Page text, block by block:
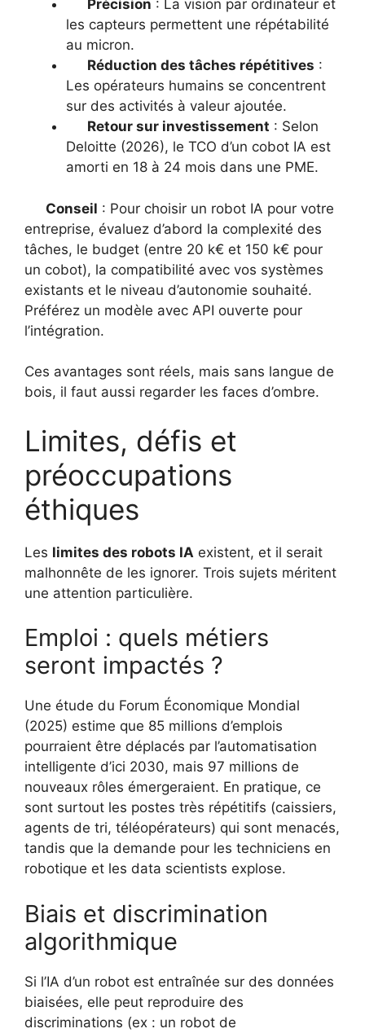
Précision : La vision par ordinateur et
les capteurs permettent une répétabilité
au micron.
Réduction des tâches répétitives :
Les opérateurs humains se concentrent
sur des activités à valeur ajoutée.
Retour sur investissement : Selon
Deloitte (2026), le TCO d’un cobot IA est
amorti en 18 à 24 mois dans une PME.
Conseil : Pour choisir un robot IA pour votre
entreprise, évaluez d’abord la complexité des
tâches, le budget (entre 20 k€ et 150 k€ pour
un cobot), la compatibilité avec vos systèmes
existants et le niveau d’autonomie souhaité.
Préférez un modèle avec API ouverte pour
l’intégration.
Ces avantages sont réels, mais sans langue de
bois, il faut aussi regarder les faces d’ombre.
Limites, défis et
préoccupations
éthiques
Les limites des robots IA existent, et il serait
malhonnête de les ignorer. Trois sujets méritent
une attention particulière.
Emploi : quels métiers
seront impactés ?
Une étude du Forum Économique Mondial
(2025) estime que 85 millions d’emplois
pourraient être déplacés par l’automatisation
intelligente d’ici 2030, mais 97 millions de
nouveaux rôles émergeraient. En pratique, ce
sont surtout les postes très répétitifs (caissiers,
agents de tri, téléopérateurs) qui sont menacés,
tandis que la demande pour les techniciens en
robotique et les data scientists explose.
Biais et discrimination
algorithmique
Si l’IA d’un robot est entraînée sur des données
biaisées, elle peut reproduire des
discriminations (ex : un robot de